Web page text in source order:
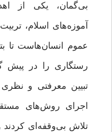
بی‌گمان، یکی از
آموزه‌های اسلام،
عموم انسان‌هاست تا
رستگاری را در پیش
تبیین معرفتی و نظری
اجرای روش‌های
تلاش بی‌وقفه‌ای کردند